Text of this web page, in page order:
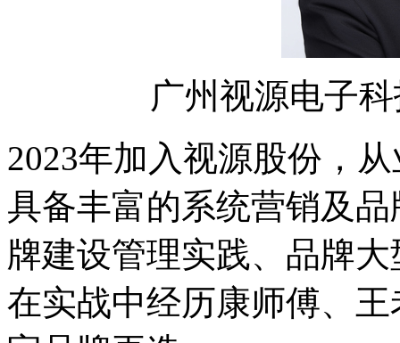
广州视源电子
2023年加入视源股份，
具备丰富的系统营销及
牌建设管理实践、品牌
在实战中经历康师傅、